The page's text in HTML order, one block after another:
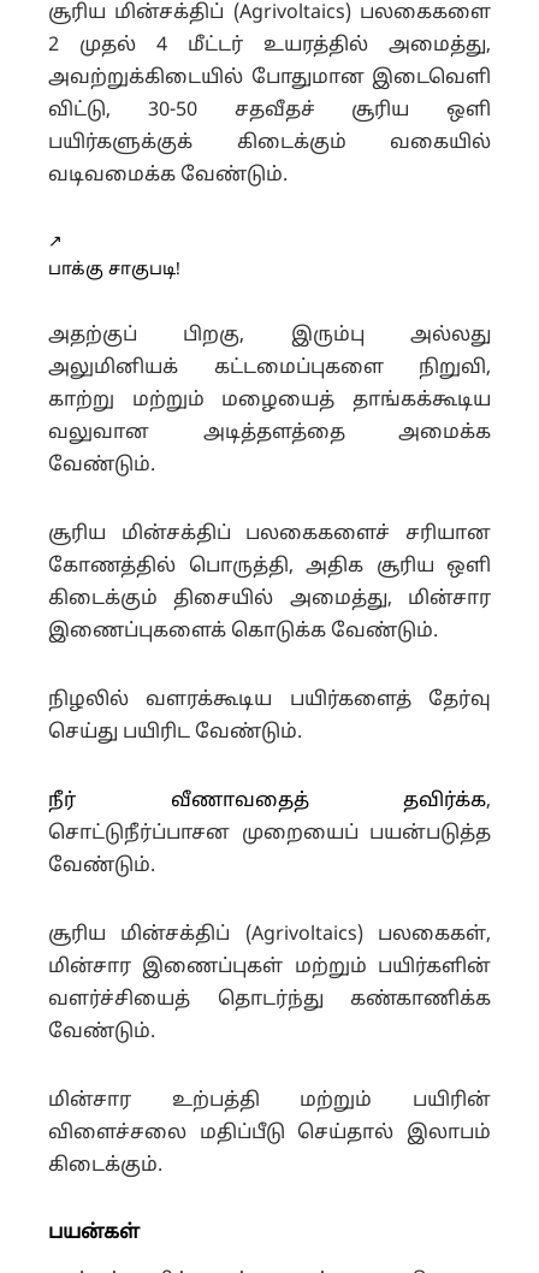
சூரிய மின்சக்திப் (Agrivoltaics) பலகைகளை
2 முதல் 4 மீட்டர் உயரத்தில் அமைத்து,
அவற்றுக்கிடையில் போதுமான இடைவெளி
விட்டு, 30-50 சதவீதச் சூரிய ஒளி
பயிர்களுக்குக் கிடைக்கும் வகையில்
வடிவமைக்க வேண்டும்.
↗️
பாக்கு சாகுபடி!
அதற்குப் பிறகு, இரும்பு அல்லது
அலுமினியக் கட்டமைப்புகளை நிறுவி,
காற்று மற்றும் மழையைத் தாங்கக்கூடிய
வலுவான அடித்தளத்தை அமைக்க
வேண்டும்.
சூரிய மின்சக்திப் பலகைகளைச் சரியான
கோணத்தில் பொருத்தி, அதிக சூரிய ஒளி
கிடைக்கும் திசையில் அமைத்து, மின்சார
இணைப்புகளைக் கொடுக்க வேண்டும்.
நிழலில் வளரக்கூடிய பயிர்களைத் தேர்வு
செய்து பயிரிட வேண்டும்.
நீர் வீணாவதைத் தவிர்க்க,
சொட்டுநீர்ப்பாசன முறையைப் பயன்படுத்த
வேண்டும்.
சூரிய மின்சக்திப் (Agrivoltaics) பலகைகள்,
மின்சார இணைப்புகள் மற்றும் பயிர்களின்
வளர்ச்சியைத் தொடர்ந்து கண்காணிக்க
வேண்டும்.
மின்சார உற்பத்தி மற்றும் பயிரின்
விளைச்சலை மதிப்பீடு செய்தால் இலாபம்
கிடைக்கும்.
பயன்கள்